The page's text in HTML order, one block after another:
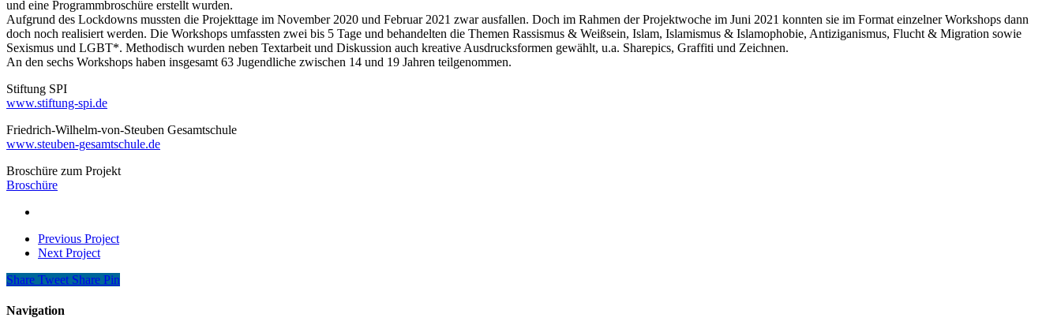
und eine Programmbroschüre erstellt wurden.
Aufgrund des Lockdowns mussten die Projekttage im November 2020 und Februar 2021 zwar ausfallen. Doch im Rahmen der Projektwoche im Juni 2021 konnten sie im Format einzelner Workshops dann
doch noch realisiert werden. Die Workshops umfassten zwei bis 5 Tage und behandelten die Themen Rassismus & Weißsein, Islam, Islamismus & Islamophobie, Antiziganismus, Flucht & Migration sowie
Sexismus und LGBT*. Methodisch wurden neben Textarbeit und Diskussion auch kreative Ausdrucksformen gewählt, u.a. Sharepics, Graffiti und Zeichnen.
An den sechs Workshops haben insgesamt 63 Jugendliche zwischen 14 und 19 Jahren teilgenommen.
Stiftung SPI
www.stiftung-spi.de
Friedrich-Wilhelm-von-Steuben Gesamtschule
www.steuben-gesamtschule.de
Broschüre zum Projekt
Broschüre
Previous Project
Next Project
Share Tweet Share Pin
Navigation